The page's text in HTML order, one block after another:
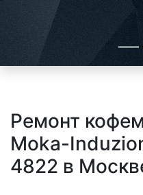
Ремонт
Moka-
4822 в